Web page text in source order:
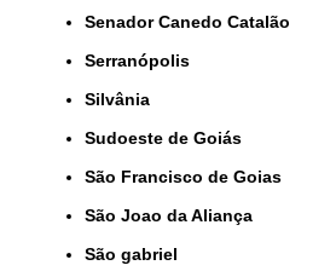
Senador Canedo Catalão
Serranópolis
Silvânia
Sudoeste de Goiás
São Francisco de Goias
São Joao da Aliança
São gabriel